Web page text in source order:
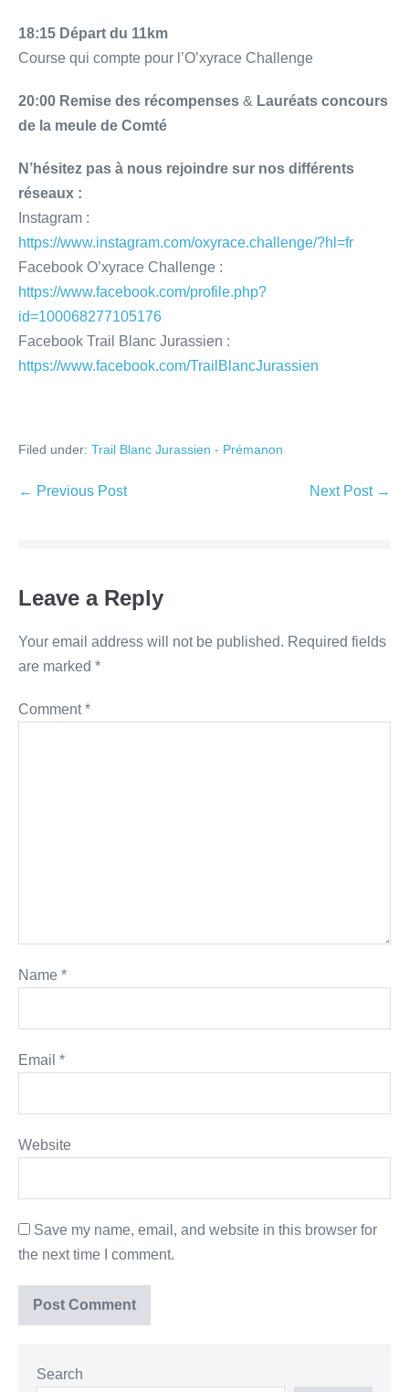
18:15 Départ du 11km
Course qui compte pour l’O’xyrace Challenge
20:00 Remise des récompenses & Lauréats concours
de la meule de Comté
N’hésitez pas à nous rejoindre sur nos différents
réseaux :
Instagram :
https://www.instagram.com/oxyrace.challenge/?hl=fr
Facebook O’xyrace Challenge :
https://www.facebook.com/profile.php?
id=100068277105176
Facebook Trail Blanc Jurassien :
https://www.facebook.com/TrailBlancJurassien
Filed under: Trail Blanc Jurassien - Prémanon
← Previous Post Next Post →
Leave a Reply
Your email address will not be published. Required fields
are marked *
Comment*
Name *
Email *
Website
Save my name, email, and website in this browser for
the next time I comment.
Search